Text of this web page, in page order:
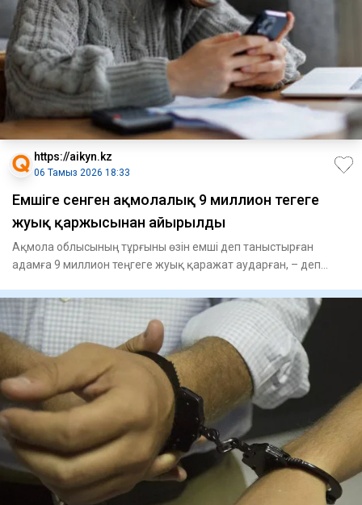
https://aikyn.kz
06 Тамыз 2026 18:33
Емшіге сенген ақмолалық 9 миллион теңгеге
жуық қаржысынан айырылды
Ақмола облысының тұрғыны өзін емші деп таныстырған
адамға 9 миллион теңгеге жуық қаражат аударған, – деп